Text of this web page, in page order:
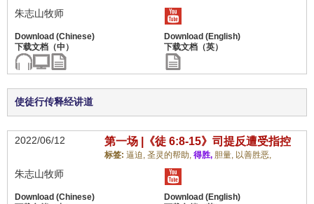
朱志山牧师
使徒行传释经讲道
2022/06/12 第一场 |《徒 6:8-15》司提反遭受指控
标签: 逼迫, 圣灵的帮助, 得胜, 胆量, 以善胜恶,
朱志山牧师